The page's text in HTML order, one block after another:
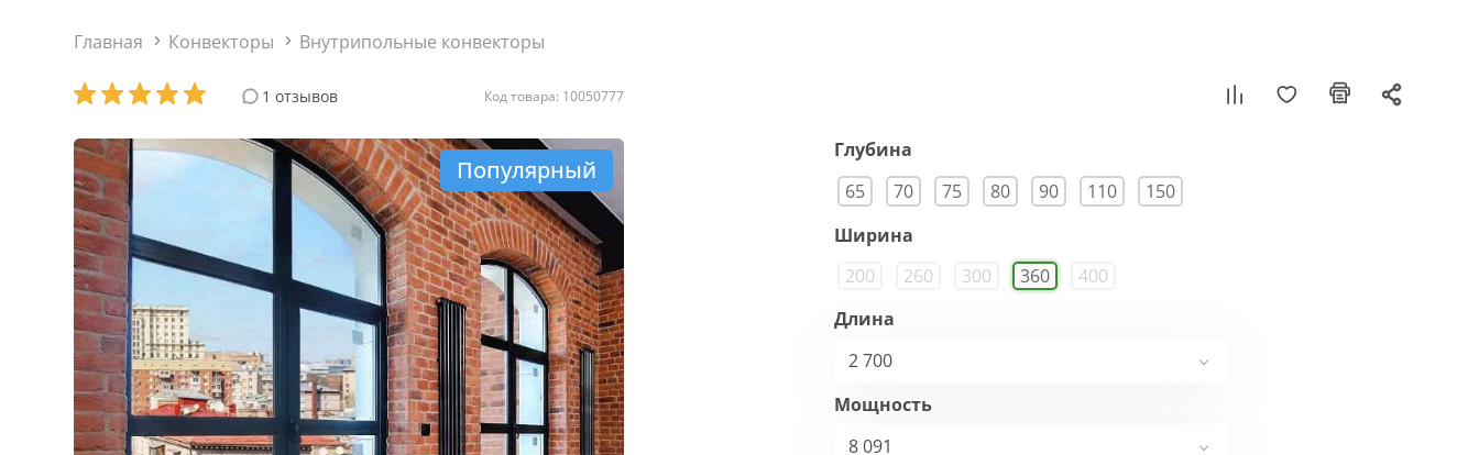
Главная Конвекторы Внутрипольные конвекторы
1 отзывов Код товара: 10050777
Популярный
Глубина
65
70 75 80 90 110
150
Ширина
200
260 300 360
400
Длина
2 700
Мощность
8 091